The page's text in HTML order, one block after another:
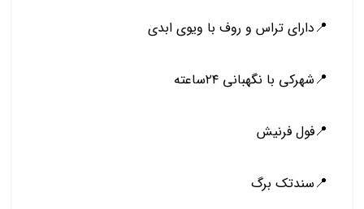
📍دارای تراس و روف با ویوی ابدی
📍شهرکی با نگهبانی ۲۴ساعته
📍فول فرنیش
📍سندتک برگ